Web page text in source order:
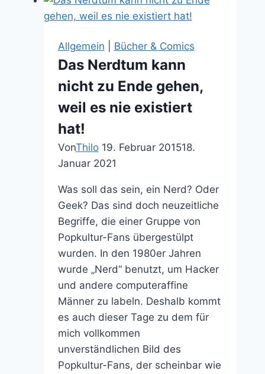
The
Galaxy
The
best
kind
of
Spoiler)
Allgemein Bücher & Comics
Das Nerdtum kann
nicht zu Ende gehen,
weil es nie existiert
hat!
VonThilo 19. Februar 201518.
Januar 2021
Was soll das sein, ein Nerd? Oder
Geek? Das sind doch neuzeitliche
Begriffe, die einer Gruppe von
Popkultur-Fans übergestülpt
wurden. In den 1980er Jahren
wurde „Nerd“ benutzt, um Hacker
und andere computeraffine
Männer zu labeln. Deshalb kommt
es auch dieser Tage zu dem für
mich vollkommen
unverständlichen Bild des
Popkultur-Fans, der scheinbar wie